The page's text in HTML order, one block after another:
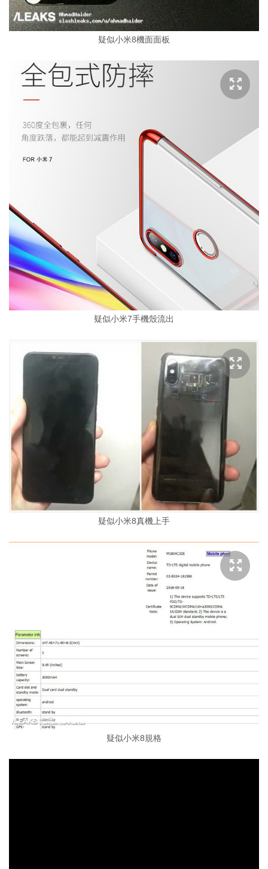
疑似小米8機面面板
疑似小米7手機殼流出
疑似小米8真機上手
疑似小米8規格